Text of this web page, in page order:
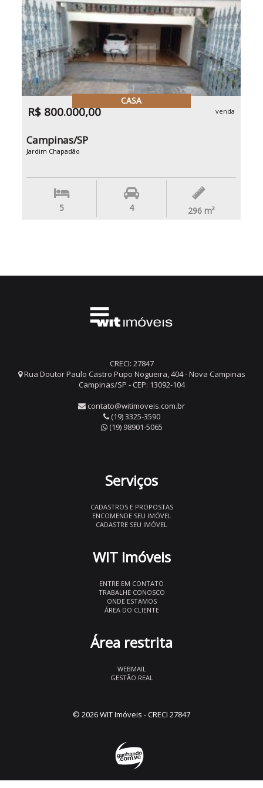
CASA
R$ 800.000,00 venda
Campinas/SP
Jardim Chapadão
5 4 296 m²
CRECI: 27847
Rua Doutor Paulo Castro Pupo Nogueira, 404 - Nova Campinas
Campinas/SP - CEP: 13092-104
contato@witimoveis.com.br
(19) 3325-3590
(19) 98901-5065
Serviços
CADASTROS E PROPOSTAS
ENCOMENDE SEU IMÓVEL
CADASTRE SEU IMÓVEL
WIT Imóveis
ENTRE EM CONTATO
TRABALHE CONOSCO
ONDE ESTAMOS
ÁREA DO CLIENTE
Área restrita
WEBMAIL
GESTÃO REAL
© 2026 WIT Imóveis - CRECI 27847